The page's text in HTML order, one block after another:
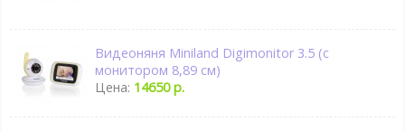
Видеоняня Miniland Digimonitor 3.5 (с
монитором 8,89 см)
Цена: 14650 р.